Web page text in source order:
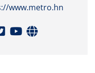
www.metro.hn